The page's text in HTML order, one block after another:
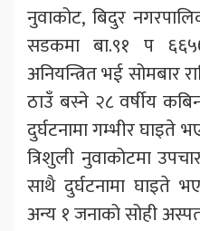
नुवाकोट, बिदुर
सडकमा बा.९१ प
अनियन्त्रित भई सोमबार
ठाउँ बस्ने २८ वर्षीय
दुर्घटनामा गम्भीर घाइते
त्रिशुली नुवाकोटमा
साथै दुर्घटनामा घाइते
अन्य १ जनाको सोही